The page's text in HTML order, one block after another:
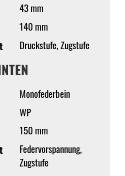
43 mm
140 mm
Druckstufe, Zugstufe
Monofederbein
WP
150 mm
Federvorspannung,
Zugstufe